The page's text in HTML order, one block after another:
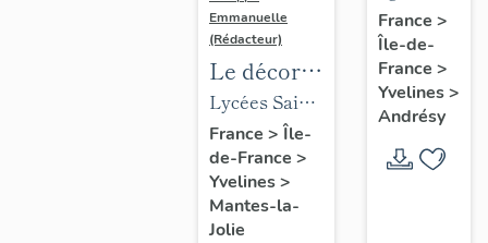
Emmanuelle
(Rédacteur)
Le décor
des lycées
de Mantes
Lycées Saint-
Exupéry et
Jean Rostand
France > Île-
de-France >
Yvelines>
Mantes-la-
Jolie
de
l'église
Saint-
Germain-
de-
Paris
paroissiale
Saint-
Germain
France >
Île-de-
France >
Yvelines>
Andrésy